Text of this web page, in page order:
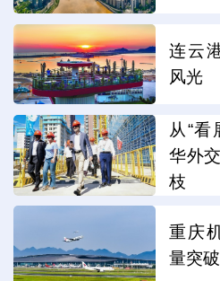
连云
风光
从“看
华外
枝
重庆
量突